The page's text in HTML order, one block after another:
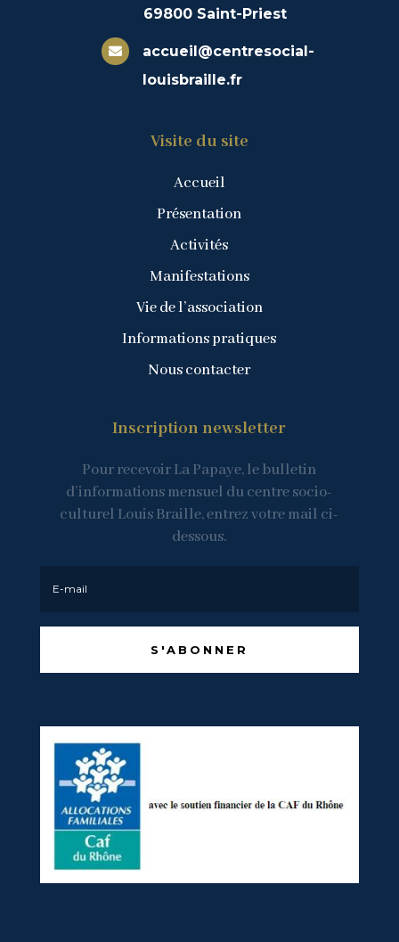
69800 Saint-Priest

accueil@centresocial-
louisbraille.fr
Visite du site
Accueil
Présentation
Activités
Manifestations
Vie de l’association
Informations pratiques
Nous contacter
Inscription newsletter
Pour recevoir La Papaye, le bulletin
d’informations mensuel du centre socio-
culturel Louis Braille, entrez votre mail ci-
dessous.
S'ABONNER